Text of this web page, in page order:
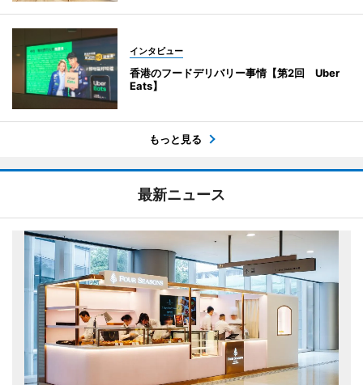
インタビュー
香港のフードデリバリー事情【第2回 Uber
Eats】
もっと見る
最新ニュース